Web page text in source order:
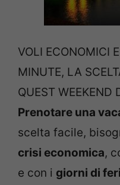
VOLI ECONOMICI
MINUTE, LA
QUEST WEEKEND
Prenotare una
scelta facile,
crisi economica,
e con i giorni di